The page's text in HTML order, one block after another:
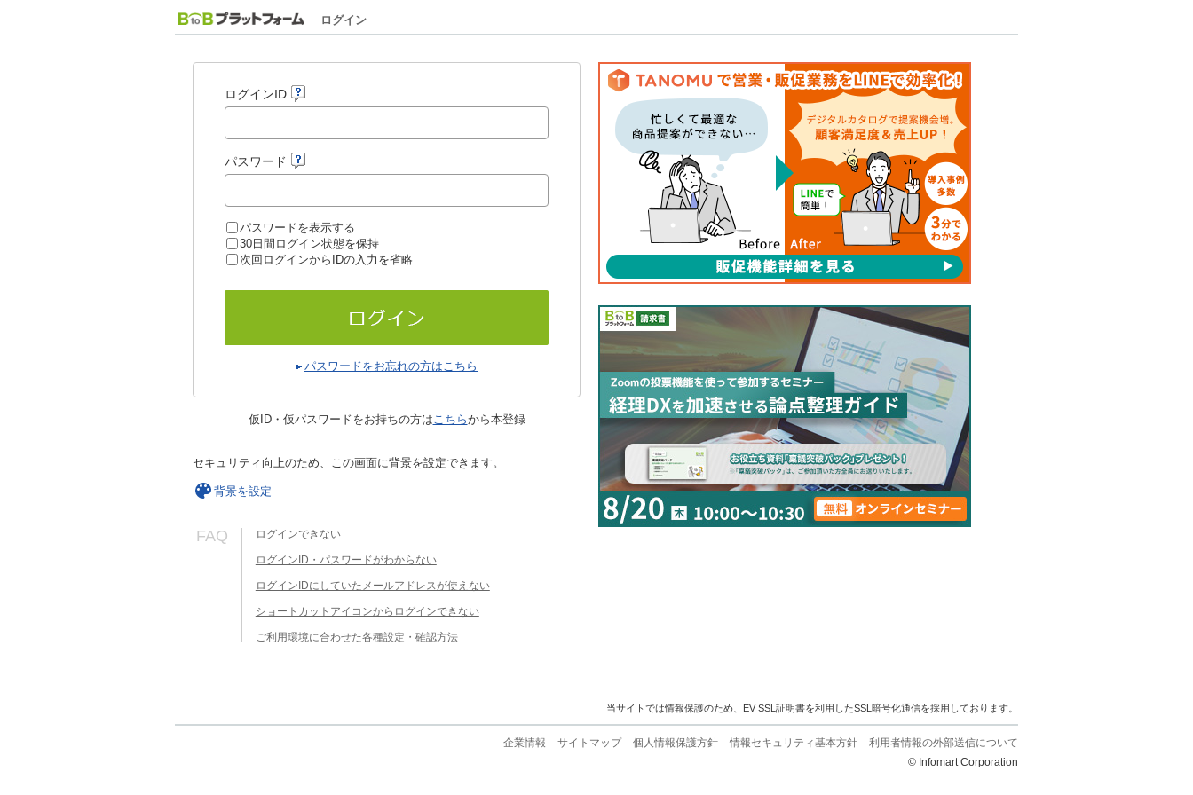
ログイン
ログインID
パスワード
パスワードを表示する
30日間ログイン状態を保持
次回ログインからIDの入力を省略
パスワードをお忘れの方はこちら
仮ID・仮パスワードをお持ちの方はこちらから本登録
セキュリティ向上のため、この画面に背景を設定できます。
背景を設定
FAQ ログインできない
ログインID・パスワードがわからない
ログインIDにしていたメールアドレスが使えない
ショートカットアイコンからログインできない
ご利用環境に合わせた各種設定・確認方法
当サイトでは情報保護のため、EV SSL証明書を利用したSSL暗号化通信を採用しております。
企業情報 サイトマップ 個人情報保護方針 情報セキュリティ基本方針
利用者情報の外部送信について
© Infomart Corporation